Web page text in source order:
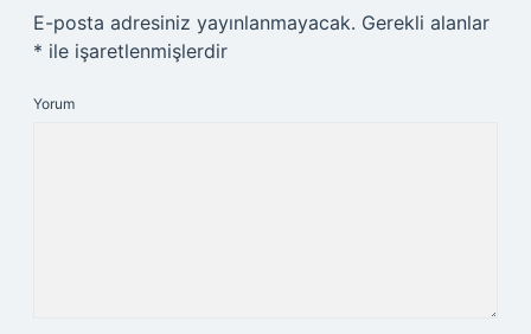
E-posta adresiniz yayınlanmayacak. Gerekli alanlar
* ile işaretlenmişlerdir
Yorum